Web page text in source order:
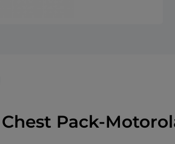
Pack-